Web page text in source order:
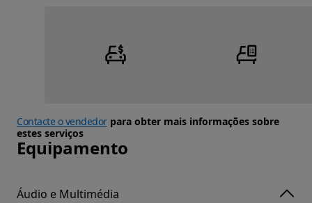
Contacte o vendedorpara obter mais informações sobre
estes serviços
Equipamento
Áudio e Multimédia